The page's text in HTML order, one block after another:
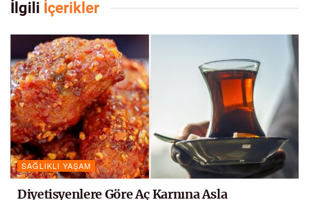
İlgili İçerikler
SAĞLIKLI YAŞAM
Diyetisyenlere Göre Aç Karnına Asla